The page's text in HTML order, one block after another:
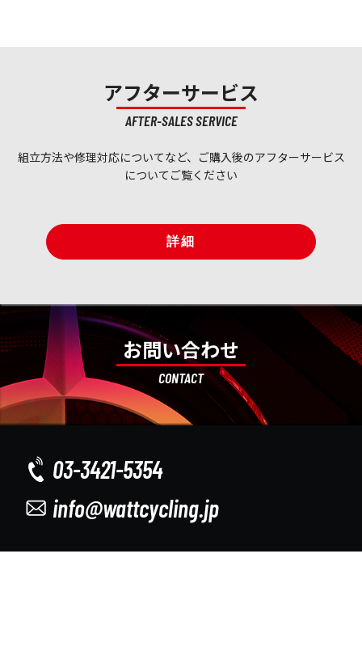
アフターサービス
AFTER-SALES SERVICE
組立方法や修理対応についてなど、ご購入後のアフターサービス
についてご覧ください
詳細
お問い合わせ
CONTACT
03-3421-5354
info@wattcycling.jp